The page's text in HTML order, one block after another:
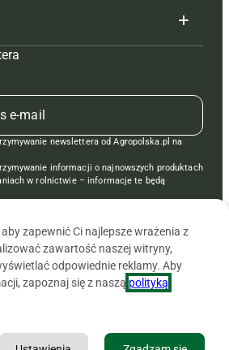
newslettera od Agropolska.pl na
informacji o najnowszych produktach
w rolnictwie – informacje te będą
zapewnić Ci najlepsze wrażenia z
zawartość naszej witryny,
odpowiednie reklamy. Aby
zapoznaj się z naszą polityką